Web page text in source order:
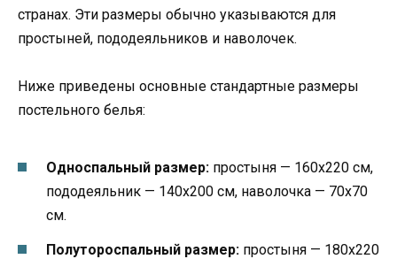
странах. Эти размеры обычно указываются для
простыней, пододеяльников и наволочек.
Ниже приведены основные стандартные размеры
постельного белья:
Односпальный размер: простыня — 160х220 см,
пододеяльник — 140х200 см, наволочка — 70х70
см.
Полутороспальный размер: простыня — 180х220